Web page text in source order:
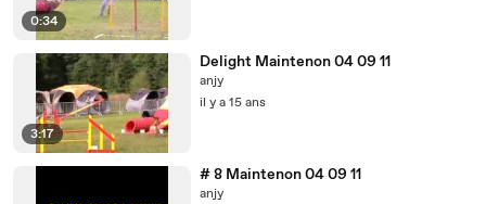
0:34
3:17
Delight Maintenon 04 09 11
anjy
il y a 15 ans
# 8 Maintenon 04 09 11
anjy